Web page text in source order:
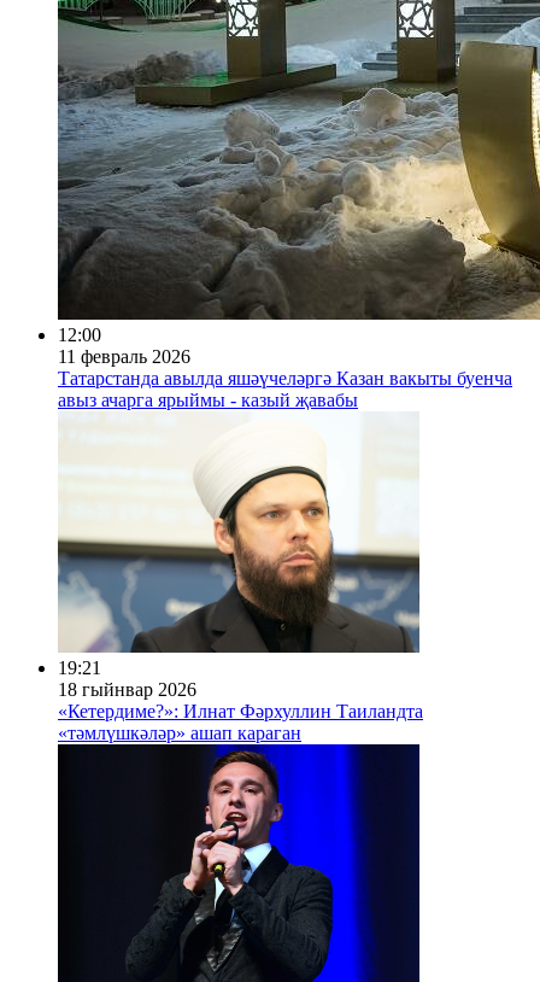
12:00
11 февраль 2026
Татарстанда авылда яшәүчеләргә Казан вакыты буенча
авыз ачарга ярыймы - казый җавабы
19:21
18 гыйнвар 2026
«Кетердиме?»: Илнат Фәрхуллин Таиландта
«тәмлүшкәләр» ашап караган